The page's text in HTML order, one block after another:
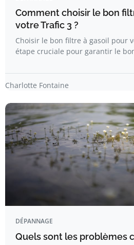
Comment choisir le bon
votre Trafic 3 ?
Choisir le bon filtre à gasoil pour
étape cruciale pour garantir le
Charlotte Fontaine
DÉPANNAGE
Quels sont les problèmes